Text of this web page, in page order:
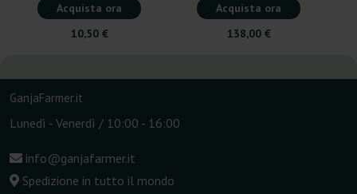
Acquista ora
10,50 €
Acquista ora
138,00 €
GanjaFarmer.it
Lunedì - Venerdì / 10:00 - 16:00
info@ganjafarmer.it
Spedizione in tutto il mondo